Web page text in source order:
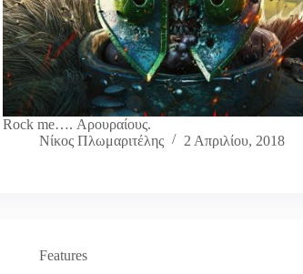
Rock me…. Αρουραίους.
Νίκος Πλωμαριτέλης
2 Απριλίου, 2018
Features